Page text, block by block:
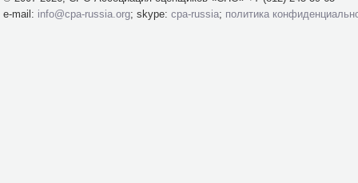
e-mail: info@cpa-russia.org; skype: cpa-russia; политика